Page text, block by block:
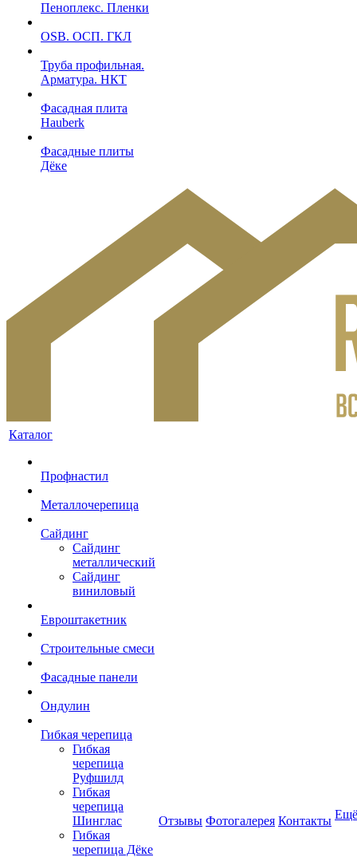
Пеноплекс. Пленки
OSB. ОСП. ГКЛ
Труба профильная.
Арматура. НКТ
Фасадная плита
Hauberk
Фасадные плиты
Дёке
Каталог
Профнастил
Металлочерепица
Сайдинг
Сайдинг
металлический
Сайдинг
виниловый
Евроштакетник
Строительные смеси
Фасадные панели
Ондулин
Гибкая черепица
Гибкая
черепица
Руфшилд
Гибкая
черепица
Шинглас
Гибкая
черепица Дёке
Отзывы Фотогалерея Контакты Ещё